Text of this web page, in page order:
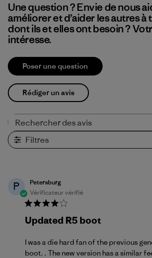
Une question ? Envie de nous
améliorer et d’aider les autres
dont ils et elles ont besoin ?
intéresse.
Poser une question
Rédiger un avis
Filtres
P
Petersburg
Vérificateur vérifié
Updated R5 boot
I was a die hard fan of the previous
boot. . The new version has a similar